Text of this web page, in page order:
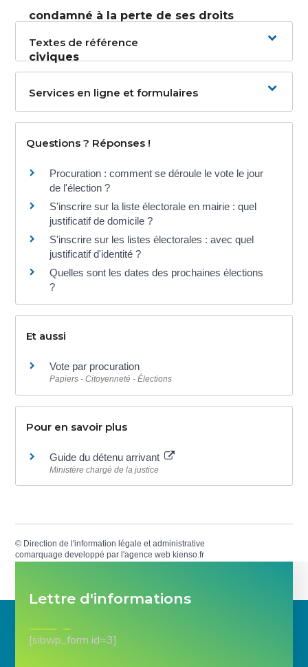
condamné à la perte de ses droits
civiques
Textes de référence
Services en ligne et formulaires
Questions ? Réponses !
Procuration : comment se déroule le vote le jour
de l'élection ?
S'inscrire sur la liste électorale en mairie : quel
justificatif de domicile ?
S'inscrire sur les listes électorales : avec quel
justificatif d'identité ?
Quelles sont les dates des prochaines élections
?
Et aussi
Vote par procuration
Papiers - Citoyenneté - Élections
Pour en savoir plus
Guide du détenu arrivant
Ministère chargé de la justice
© Direction de l'information légale et administrative
comarquage developpé par l'agence web kienso.fr
Lettre d'informations
[sibwp_form id=3]